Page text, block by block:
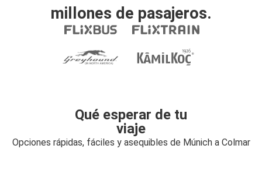
millones de pasajeros.
Qué esperar de tu
viaje
Opciones rápidas, fáciles y asequibles de Múnich a Colmar